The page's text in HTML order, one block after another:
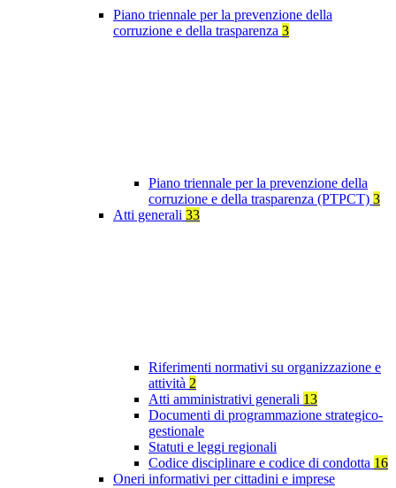
Piano triennale per la prevenzione della
corruzione e della trasparenza 3
Piano triennale per la prevenzione della
corruzione e della trasparenza (PTPCT) 3
Atti generali 33
Riferimenti normativi su organizzazione e
attività 2
Atti amministrativi generali 13
Documenti di programmazione strategico-
gestionale
Statuti e leggi regionali
Codice disciplinare e codice di condotta 16
Oneri informativi per cittadini e imprese